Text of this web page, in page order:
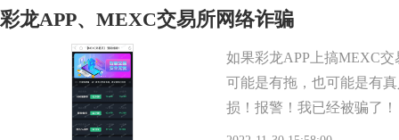
彩龙APP、MEXC交易所网络诈骗
如果彩龙APP上搞MEXC
可能是有拖，也可能是有
损！报警！我已经被骗了
及时止损退出！